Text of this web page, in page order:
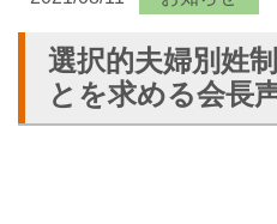
選択的夫婦別姓
とを求める会長